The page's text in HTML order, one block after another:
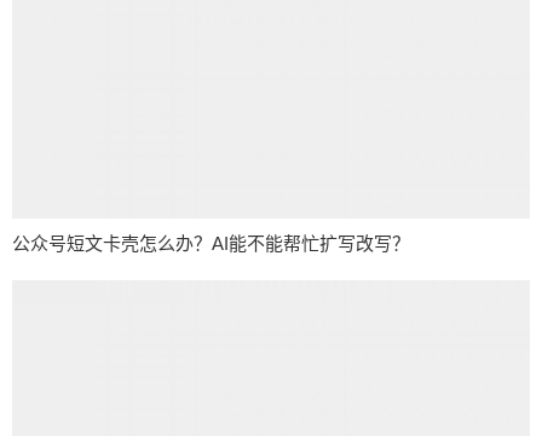
公众号短文卡壳怎么办？AI能不能帮忙扩写改写？